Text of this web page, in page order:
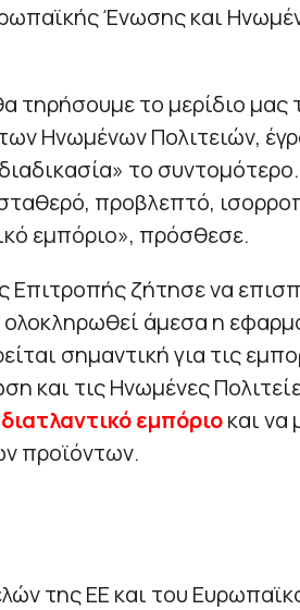
Ένωσης και
τηρήσουμε το μερίδιο
Ηνωμένων Πολιτειών,
το
προβλεπτό,
εμπόριο», πρόσθεσε.
ζήτησε να
ολοκληρωθεί άμεσα η
σημαντική για τις
και τις Ηνωμένες
διατλαντικό εμπόριο και να
προϊόντων.
της ΕΕ και του